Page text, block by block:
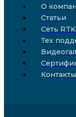
О
Статьи
Сеть
Тех
Контакты